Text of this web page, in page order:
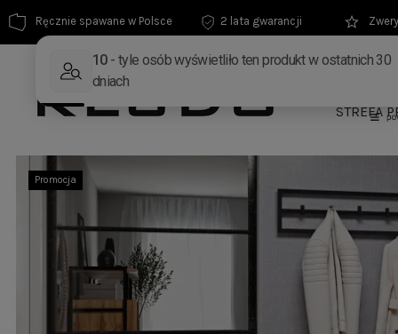
Ręcznie spawane w Polsce 2 lata gwarancji
STREFA
Promocja